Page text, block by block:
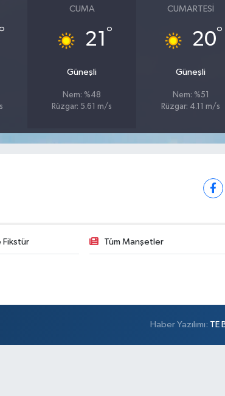
CUMA
21 °
Güneşli
Nem: %48
Rüzgar: 5.61 m/s
CUMARTESI
20°
Güneşli
Nem: %51
Rüzgar: 4.11 m/s
Fikstür Tüm Manşetler
Haber Yazılımı: TE